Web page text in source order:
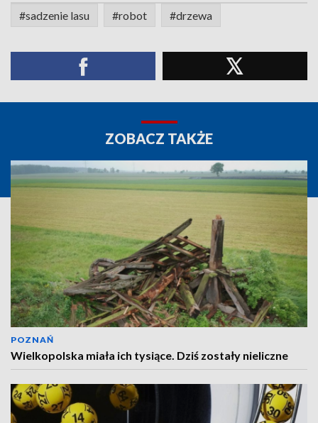
#sadzenie lasu #robot #drzewa
ZOBACZ TAKŻE
POZNAŃ
Wielkopolska miała ich tysiące. Dziś zostały nieliczne